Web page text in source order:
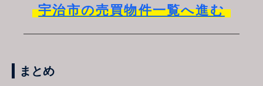
宇治市の売買物件一覧へ進む
まとめ